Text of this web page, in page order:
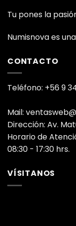
Tu pones la
Numisnova es
CONTACTO
Teléfono: +56 9
Mail:
Dirección: Av.
Horario de
08:30 - 17:30 hrs.
VÍSITANOS